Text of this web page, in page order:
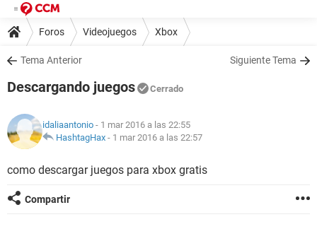
Foros Videojuegos Xbox
Tema Anterior Siguiente Tema
Descargando juegos Cerrado
idaliaantonio - 1 mar 2016 a las 22:55
HashtagHax - 1 mar 2016 a las 22:57
como descargar juegos para xbox gratis
Compartir